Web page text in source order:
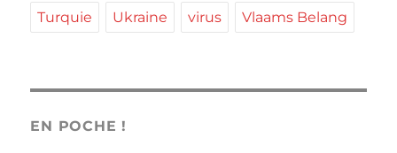
Turquie Ukraine virus Vlaams Belang
EN POCHE !